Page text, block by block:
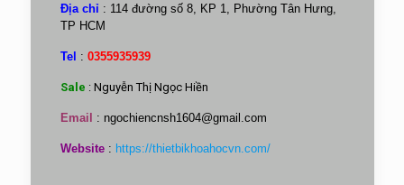
Địa chỉ : 114 đường số 8, KP 1, Phường Tân Hưng,
TP HCM
Tel : 0355935939
Sale : Nguyễn Thị Ngọc Hiền
Email : ngochiencnsh1604@gmail.com
Website : https://thietbikhoahocvn.com/